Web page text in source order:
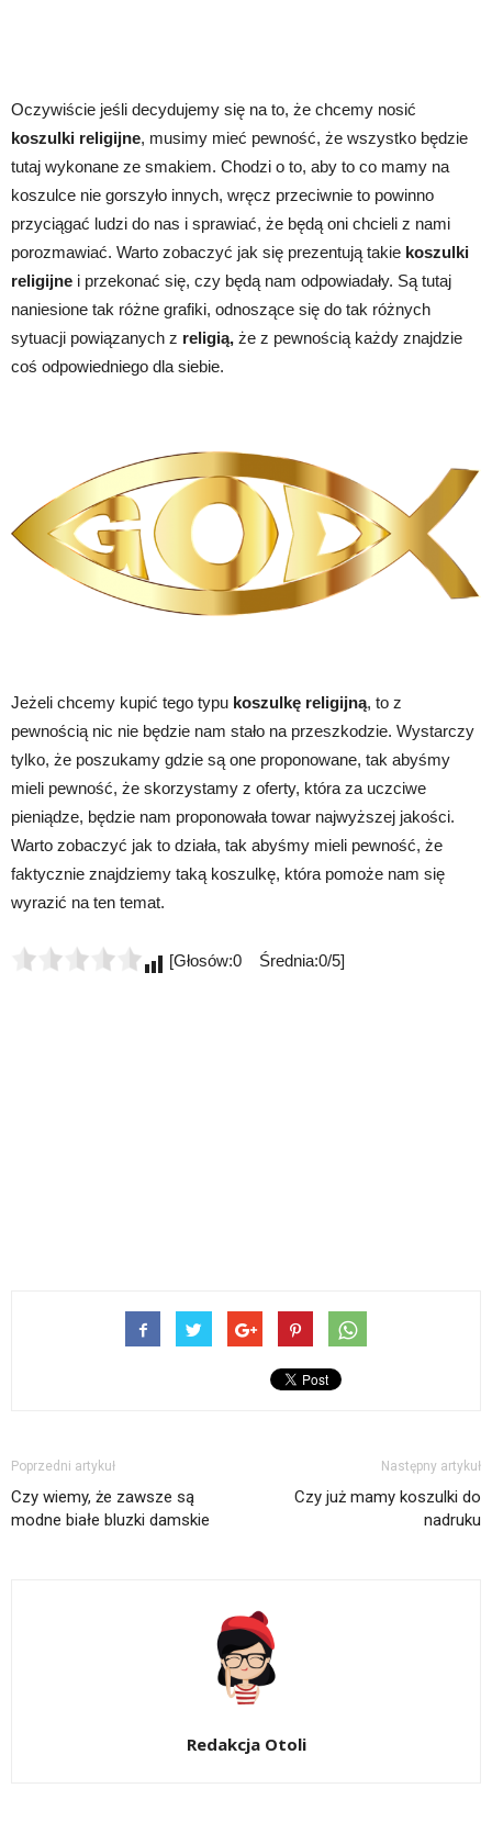
Oczywiście jeśli decydujemy się na to, że chcemy nosić
koszulki religijne, musimy mieć pewność, że wszystko będzie
tutaj wykonane ze smakiem. Chodzi o to, aby to co mamy na
koszulce nie gorszyło innych, wręcz przeciwnie to powinno
przyciągać ludzi do nas i sprawiać, że będą oni chcieli z nami
porozmawiać. Warto zobaczyć jak się prezentują takie koszulki
religijne i przekonać się, czy będą nam odpowiadały. Są tutaj
naniesione tak różne grafiki, odnoszące się do tak różnych
sytuacji powiązanych z religią, że z pewnością każdy znajdzie
coś odpowiedniego dla siebie.
Jeżeli chcemy kupić tego typu koszulkę religijną, to z
pewnością nic nie będzie nam stało na przeszkodzie. Wystarczy
tylko, że poszukamy gdzie są one proponowane, tak abyśmy
mieli pewność, że skorzystamy z oferty, która za uczciwe
pieniądze, będzie nam proponowała towar najwyższej jakości.
Warto zobaczyć jak to działa, tak abyśmy mieli pewność, że
faktycznie znajdziemy taką koszulkę, która pomoże nam się
wyrazić na ten temat.
[Głosów:0 Średnia:0/5]
Poprzedni artykuł
Czy wiemy, że zawsze są
modne białe bluzki damskie
Następny artykuł
Czy już mamy koszulki do
nadruku
Redakcja Otoli